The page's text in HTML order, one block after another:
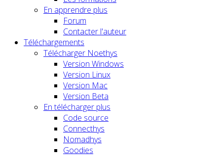
En apprendre plus
Forum
Contacter l'auteur
Téléchargements
Télécharger Noethys
Version Windows
Version Linux
Version Mac
Version Beta
En télécharger plus
Code source
Connecthys
Nomadhys
Goodies